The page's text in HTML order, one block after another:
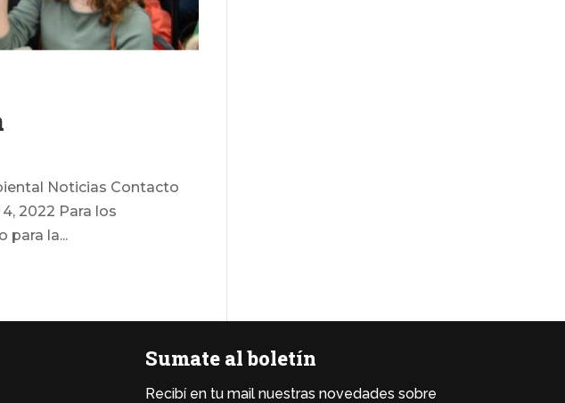
Noticias Contacto
2022 Para los
para la...
Sumate al boletín
Recibí en tu mail nuestras novedades sobre